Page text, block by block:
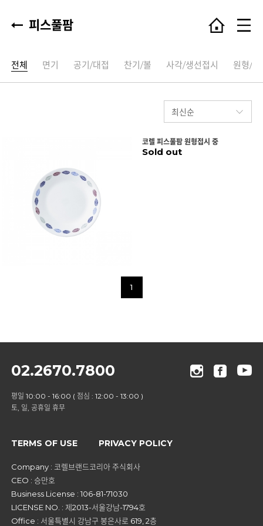
피스풀팜
전체 면기 공기/대접 찬기/볼 사각/생선접시 원형/타
코렐 피스풀팜 원형접시 중
Sold out
1
02.2670.7800
평일 10:00 - 16:00 ( 점심 : 12:00 - 13:00 )
토, 일, 공휴일 휴무
TERMS OF USE PRIVACY POLICY
Company : 코렐브랜드코리아 주식회사
CEO : 승만호
Business License : 106-81-71030
LICENSE NO. : 제2013-서울강남-1794호
Office : 서울특별시 강남구 봉은사로 619, 2층